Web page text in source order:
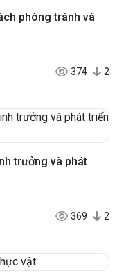
phòng tránh và
374 2
trưởng và phát
369 2